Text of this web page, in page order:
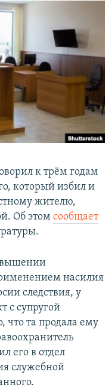
к трём годам
который избил и
жителю,
Об этом сообщает
насилия
следствия, у
с супругой
что та продала ему
его в отдел
служебной